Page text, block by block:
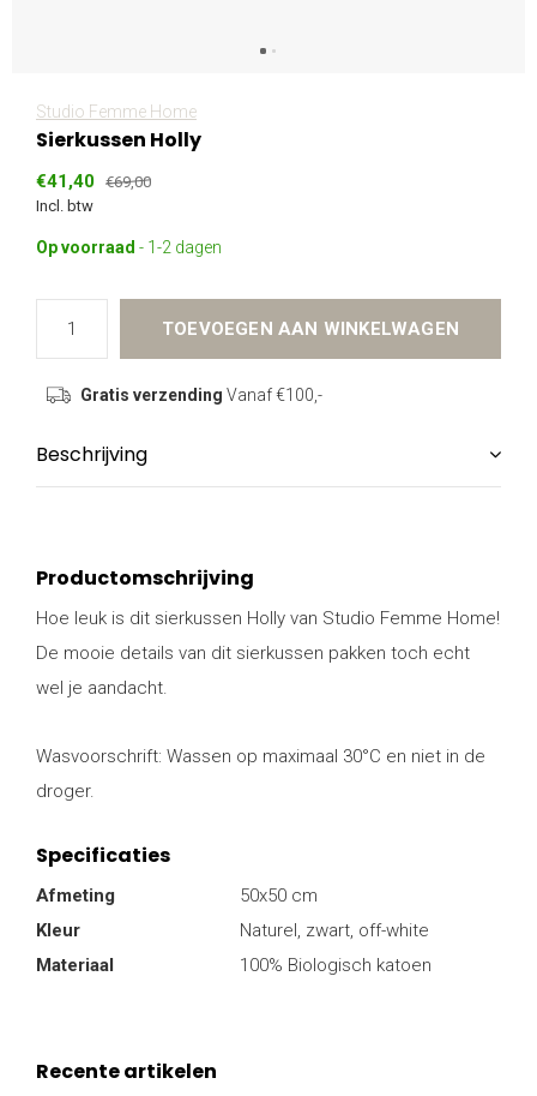
Studio Femme Home
Sierkussen Holly
€41,40 €69,00
Incl. btw
Op voorraad - 1-2 dagen
TOEVOEGEN AAN WINKELWAGEN
Gratis verzending Vanaf €100,-
Beschrijving
Productomschrijving
Hoe leuk is dit sierkussen Holly van Studio Femme Home!
De mooie details van dit sierkussen pakken toch echt
wel je aandacht.
Wasvoorschrift: Wassen op maximaal 30°C en niet in de
droger.
Specificaties
Afmeting
50x50 cm
Kleur
Naturel, zwart, off-white
Materiaal
100% Biologisch katoen
Recente artikelen